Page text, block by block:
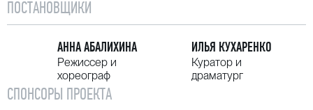
Илья Кухаренко, куратор лаборатории
и драматург спектакля «Закрой мне глаза»:
— Название спектакля, «Закрой мне глаза» — это
первая строчка из песни Альбана Берга «Schließe
mir die Augen beide», которая звучит в нашем
спектакле наряду с песнями Шуберта, Малера,
ПОСТАНОВЩИКИ
АННА АБАЛИХИНА
Режиссер и
хореограф
ИЛЬЯ КУХАРЕНКО
Куратор и
драматург
СПОНСОРЫ ПРОЕКТА